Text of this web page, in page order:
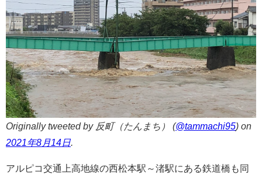
Originally tweeted by 反町（たんまち） (@tammachi95) on
2021年8月14日.
アルピコ交通上高地線の西松本駅～渚駅にある鉄道橋も同